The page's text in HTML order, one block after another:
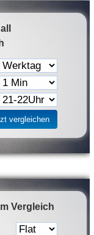
Vergleich